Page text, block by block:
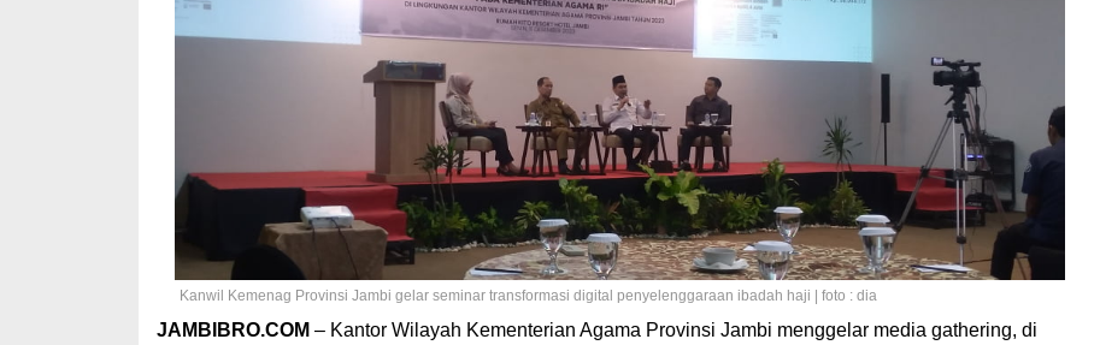
Kanwil Kemenag Provinsi Jambi gelar seminar transformasi digital penyelenggaraan ibadah haji | foto : dia
JAMBIBRO.COM – Kantor Wilayah Kementerian Agama Provinsi Jambi menggelar media gathering, di